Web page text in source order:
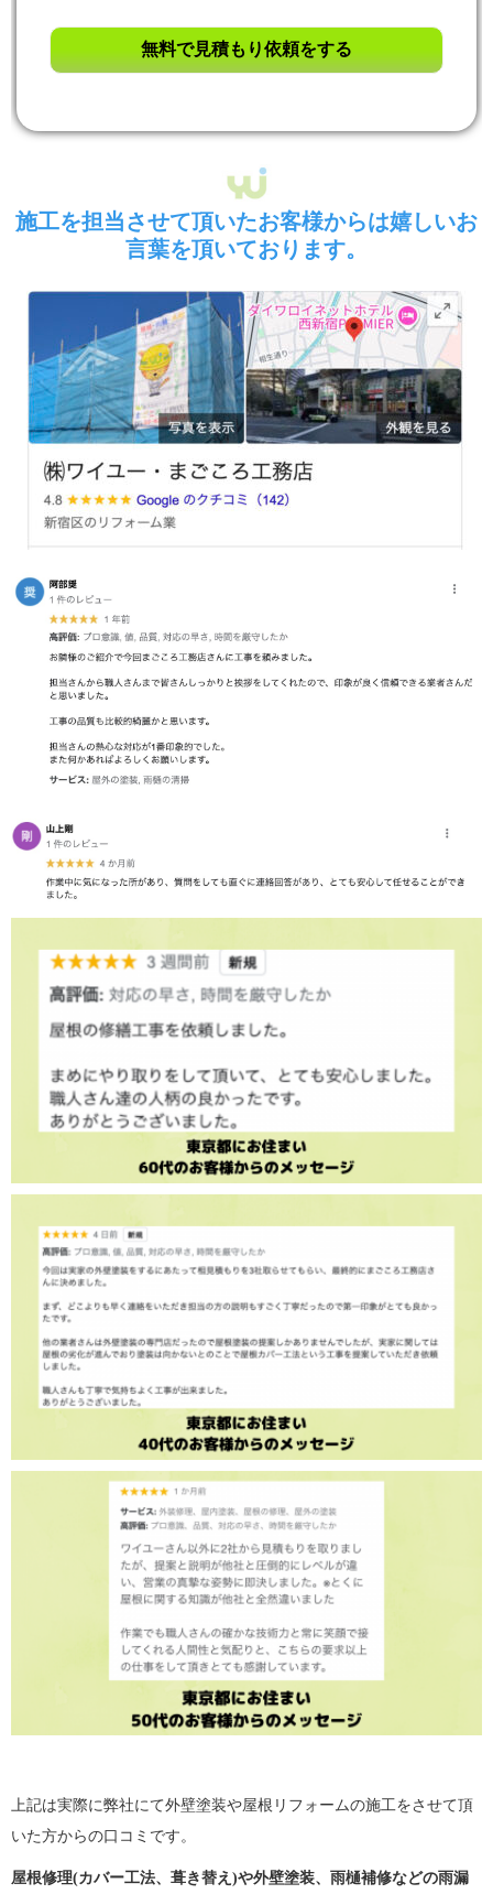
施工を担当させて頂いたお客様からは嬉しいお
言葉を頂いております。
上記は実際に弊社にて外壁塗装や屋根リフォームの施工をさせて頂
いた方からの口コミです。
屋根修理(カバー工法、葺き替え)や外壁塗装、雨樋補修などの雨漏